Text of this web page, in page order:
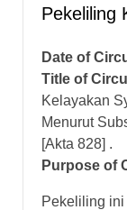
Pekeliling
Date of
Title of
Kelayakan
Menurut
[Akta 828] .
Purpose of
Pekeliling